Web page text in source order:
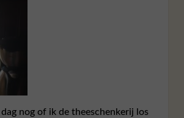
nog of ik de theeschenkerij los